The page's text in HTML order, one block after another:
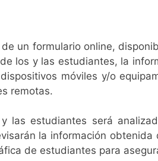
un formulario online,
los y las estudiantes, la
móviles y/o
remotas.
las estudiantes será
la información
de estudiantes para